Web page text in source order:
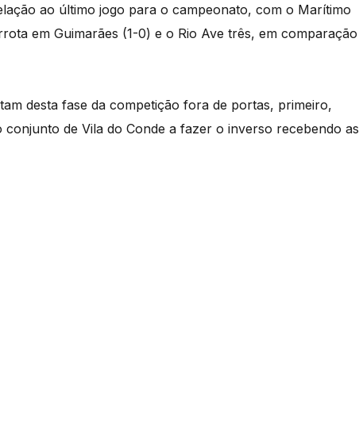
ao último jogo para o campeonato, com o Marítimo
em Guimarães (1-0) e o Rio Ave três, em comparação
desta fase da competição fora de portas, primeiro,
de Vila do Conde a fazer o inverso recebendo as